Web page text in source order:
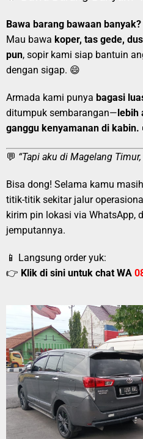
Bawa barang bawaan
Mau bawa koper, tas gede,
pun, sopir kami siap bantuin
dengan sigap. 😄
Armada kami punya bagasi
ditumpuk sembarangan—lebih
ganggu kenyamanan di kabin.
💬 “Tapi aku di Magelang
Bisa dong! Selama kamu
titik-titik sekitar jalur
kirim pin lokasi via WhatsApp,
jemputannya.
📱 Langsung order yuk:
👉 Klik di sini untuk chat WA